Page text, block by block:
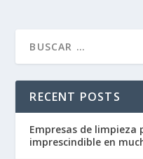
RECENT POSTS
Empresas de limpieza
imprescindible en